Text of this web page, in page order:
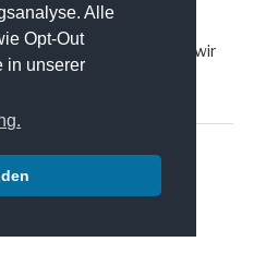
Alle
Opt-Out
in unserer
Open Spaces haben wir